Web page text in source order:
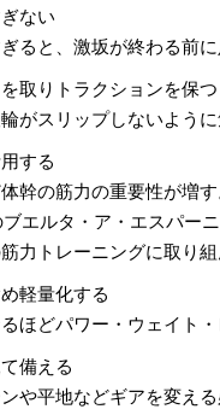
ない
ると、激坂が終わる前
取りトラクションを保つ
がスリップしないように
する
幹の筋力の重要性が増
エルタ・ア・エスパー
力トレーニングに取り組
軽量化する
ほどパワー・ウェイト・
備える
や平地などギアを変え